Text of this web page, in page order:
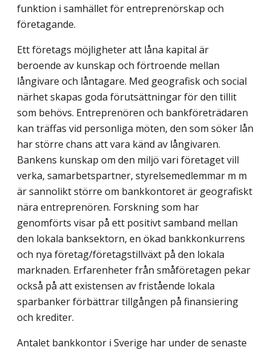
funktion i samhället för entreprenörskap och
företagande.
Ett företags möjligheter att låna kapital är
beroende av kunskap och förtroende mellan
långivare och låntagare. Med geografisk och social
närhet skapas goda förutsättningar för den tillit
som behövs. Entreprenören och bankföreträdaren
kan träffas vid personliga möten, den som söker lån
har större chans att vara känd av långivaren.
Bankens kunskap om den miljö vari företaget vill
verka, samarbetspartner, styrelsemedlemmar m m
är sannolikt större om bankkontoret är geografiskt
nära entreprenören. Forskning som har
genomförts visar på ett positivt samband mellan
den lokala banksektorn, en ökad bankkonkurrens
och nya företag/företagstillväxt på den lokala
marknaden. Erfarenheter från småföretagen pekar
också på att existensen av fristående lokala
sparbanker förbättrar tillgången på finansiering
och krediter.
Antalet bankkontor i Sverige har under de senaste